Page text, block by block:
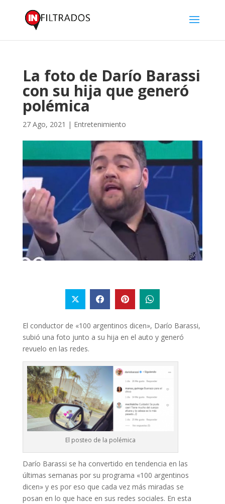
La foto de Darío Barassi
con su hija que generó
polémica
27 Ago, 2021 | Entretenimiento
El conductor de «100 argentinos dicen», Darío Barassi,
subió una foto junto a su hija en el auto y generó
revuelo en las redes.
El posteo de la polémica
Darío Barassi se ha convertido en tendencia en las
últimas semanas por su programa «100 argentinos
dicen» y es por eso que cada vez más miradas se
posan en lo que hace en sus redes sociales. En esta